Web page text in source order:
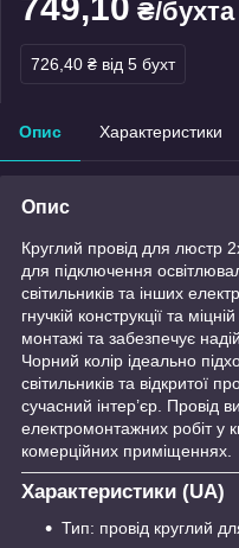
₴/бухта
726,40 ₴ від 5 бухт
Опис Характеристики
Опис
Круглий провід для люстр
для підключення
світильників та інших
гнучкій конструкції та
монтажі та забезпечує
Чорний колір ідеально
світильників та відкритої
сучасний інтер’єр. Провід
електромонтажних робіт у
комерційних приміщеннях.
Характеристики (UA)
Тип: провід круглий